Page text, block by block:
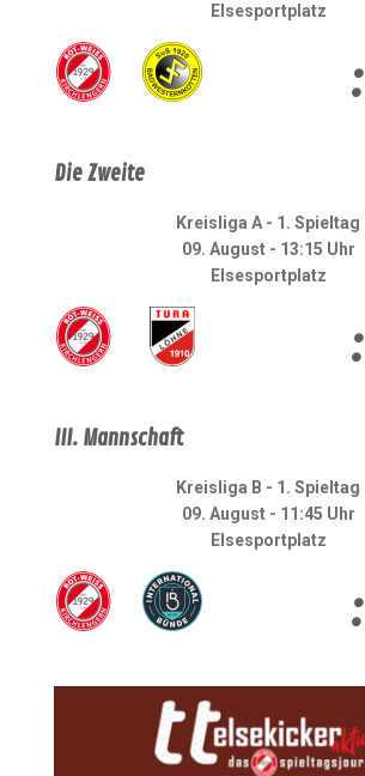
Elsesportplatz
:
Die Zweite
Kreisliga A - 1. Spieltag
09. August - 13:15 Uhr
Elsesportplatz
:
III. Mannschaft
Kreisliga B - 1. Spieltag
09. August - 11:45 Uhr
Elsesportplatz
: